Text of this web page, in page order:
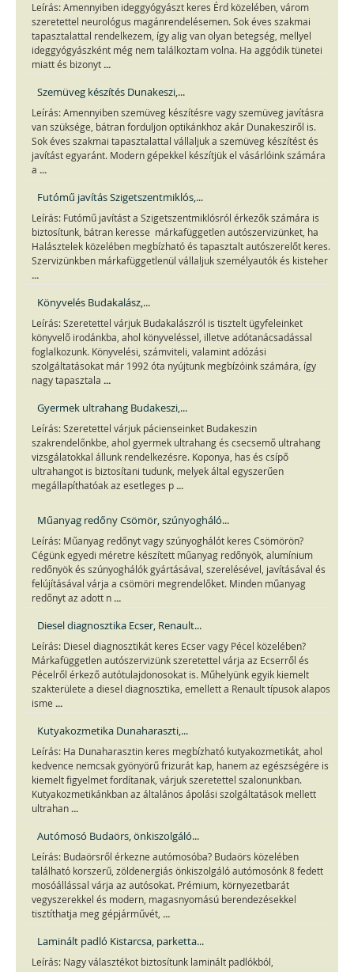
Leírás: Amennyiben ideggyógyászt keres Érd közelében, várom
szeretettel neurológus magánrendelésemen. Sok éves szakmai
tapasztalattal rendelkezem, így alig van olyan betegség, mellyel
ideggyógyászként még nem találkoztam volna. Ha aggódik tünetei
miatt és bizonyt ...
Szemüveg készítés Dunakeszi,...
Leírás: Amennyiben szemüveg készítésre vagy szemüveg javításra
van szüksége, bátran forduljon optikánkhoz akár Dunakesziről is.
Sok éves szakmai tapasztalattal vállaljuk a szemüveg készítést és
javítást egyaránt. Modern gépekkel készítjük el vásárlóink számára
a ...
Futómű javítás Szigetszentmiklós,...
Leírás: Futómű javítást a Szigetszentmiklósról érkezők számára is
biztosítunk, bátran keresse márkafüggetlen autószervizünket, ha
Halásztelek közelében megbízható és tapasztalt autószerelőt keres.
Szervizünkben márkafüggetlenül vállaljuk személyautók és kisteher
...
Könyvelés Budakalász,...
Leírás: Szeretettel várjuk Budakalászról is tisztelt ügyfeleinket
könyvelő irodánkba, ahol könyveléssel, illetve adótanácsadással
foglalkozunk. Könyvelési, számviteli, valamint adózási
szolgáltatásokat már 1992 óta nyújtunk megbízóink számára, így
nagy tapasztala ...
Gyermek ultrahang Budakeszi,...
Leírás: Szeretettel várjuk pácienseinket Budakeszin
szakrendelőnkbe, ahol gyermek ultrahang és csecsemő ultrahang
vizsgálatokkal állunk rendelkezésre. Koponya, has és csípő
ultrahangot is biztosítani tudunk, melyek által egyszerűen
megállapíthatóak az esetleges p ...
Műanyag redőny Csömör, szúnyogháló...
Leírás: Műanyag redőnyt vagy szúnyoghálót keres Csömörön?
Cégünk egyedi méretre készített műanyag redőnyök, alumínium
redőnyök és szúnyoghálók gyártásával, szerelésével, javításával és
felújításával várja a csömöri megrendelőket. Minden műanyag
redőnyt az adott n ...
Diesel diagnosztika Ecser, Renault...
Leírás: Diesel diagnosztikát keres Ecser vagy Pécel közelében?
Márkafüggetlen autószervizünk szeretettel várja az Ecserről és
Pécelről érkező autótulajdonosokat is. Műhelyünk egyik kiemelt
szakterülete a diesel diagnosztika, emellett a Renault típusok alapos
isme ...
Kutyakozmetika Dunaharaszti,...
Leírás: Ha Dunaharasztin keres megbízható kutyakozmetikát, ahol
kedvence nemcsak gyönyörű frizurát kap, hanem az egészségére is
kiemelt figyelmet fordítanak, várjuk szeretettel szalonunkban.
Kutyakozmetikánkban az általános ápolási szolgáltatások mellett
ultrahan ...
Autómosó Budaörs, önkiszolgáló...
Leírás: Budaörsről érkezne autómosóba? Budaörs közelében
található korszerű, zöldenergiás önkiszolgáló autómosónk 8 fedett
mosóállással várja az autósokat. Prémium, környezetbarát
vegyszerekkel és modern, magasnyomású berendezésekkel
tisztíthatja meg gépjárművét, ...
Laminált padló Kistarcsa, parketta...
Leírás: Nagy választékot biztosítunk laminált padlókból,